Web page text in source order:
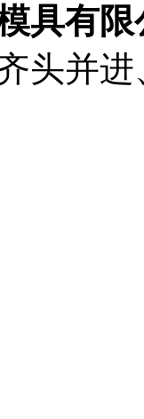
具有
头并